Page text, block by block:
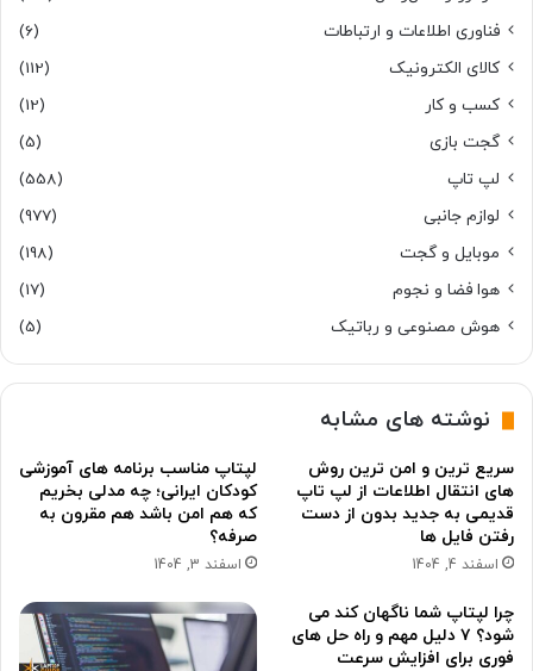
فناوری اطلاعات و ارتباطات
(6)
کالای الکترونیک
(112)
کسب و کار
(12)
گجت بازی
(5)
لپ تاپ
(558)
لوازم جانبی
(977)
موبایل و گجت
(198)
هوا فضا و نجوم
(17)
هوش مصنوعی و رباتیک
(5)
نوشته های مشابه
سریع ترین و امن ترین روش
های انتقال اطلاعات از لپ تاپ
قدیمی به جدید بدون از دست
رفتن فایل ها
اسفند 4, 1404
لپتاپ مناسب برنامه های آموزشی
کودکان ایرانی؛ چه مدلی بخریم
که هم امن باشد هم مقرون به
صرفه؟
اسفند 3, 1404
چرا لپتاپ شما ناگهان کند می
شود؟ ۷ دلیل مهم و راه حل های
فوری برای افزایش سرعت